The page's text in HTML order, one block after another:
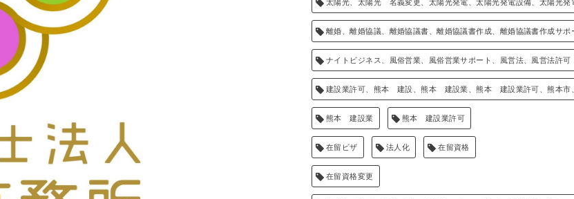
太陽光、太陽光 名義変更、太陽光発電、太陽光発電設備、太陽光
離婚、離婚協議、離婚協議書、離婚協議書作成、離婚協議書作成サポ
ナイトビジネス、風俗営業、風俗営業サポート、風営法、風営法許可
建設業許可、熊本 建設、熊本 建設業、熊本 建設業許可、熊本市
熊本 建設業 熊本 建設業許可
在留ビザ 法人化 在留資格
在留資格変更